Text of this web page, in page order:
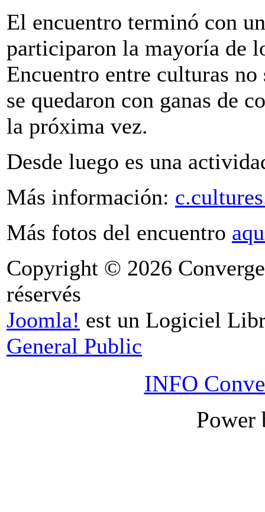
El encuentro terminó con
participaron la mayoría de
Encuentro entre culturas
se quedaron con ganas de
la próxima vez.
Desde luego es una
Más información:
Más fotos del encuentro
Copyright © 2026
réservés
Joomla! est un Logiciel
General Public
INFO